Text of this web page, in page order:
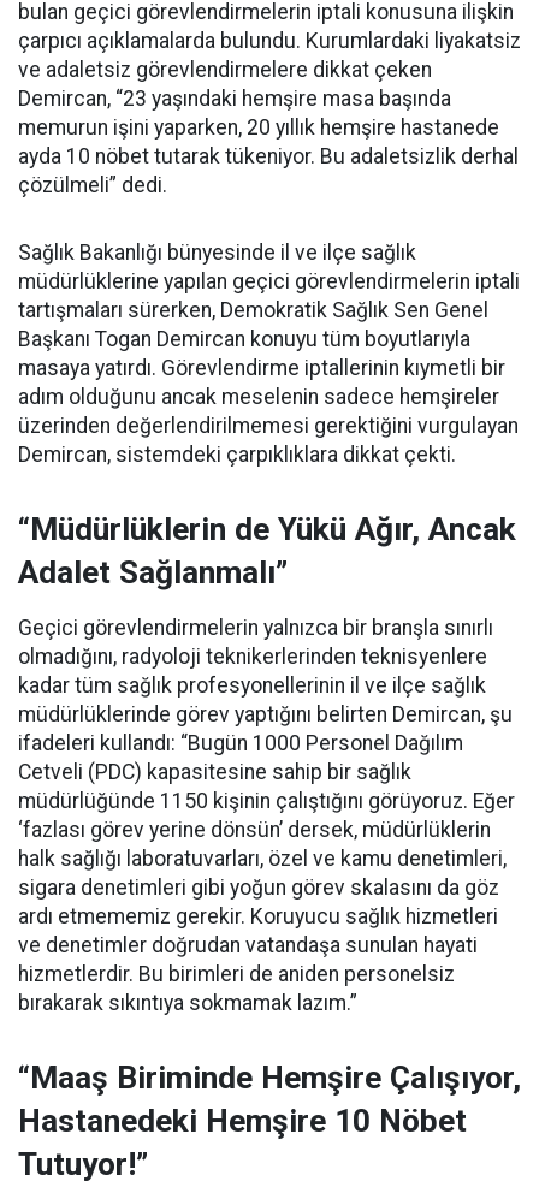
bulan geçici görevlendirmelerin iptali konusuna ilişkin
çarpıcı açıklamalarda bulundu. Kurumlardaki liyakatsiz
ve adaletsiz görevlendirmelere dikkat çeken
Demircan, “23 yaşındaki hemşire masa başında
memurun işini yaparken, 20 yıllık hemşire hastanede
ayda 10 nöbet tutarak tükeniyor. Bu adaletsizlik derhal
çözülmeli” dedi.
Sağlık Bakanlığı bünyesinde il ve ilçe sağlık
müdürlüklerine yapılan geçici görevlendirmelerin iptali
tartışmaları sürerken, Demokratik Sağlık Sen Genel
Başkanı Togan Demircan konuyu tüm boyutlarıyla
masaya yatırdı. Görevlendirme iptallerinin kıymetli bir
adım olduğunu ancak meselenin sadece hemşireler
üzerinden değerlendirilmemesi gerektiğini vurgulayan
Demircan, sistemdeki çarpıklıklara dikkat çekti.
“Müdürlüklerin de Yükü Ağır, Ancak
Adalet Sağlanmalı”
Geçici görevlendirmelerin yalnızca bir branşla sınırlı
olmadığını, radyoloji teknikerlerinden teknisyenlere
kadar tüm sağlık profesyonellerinin il ve ilçe sağlık
müdürlüklerinde görev yaptığını belirten Demircan, şu
ifadeleri kullandı: “Bugün 1000 Personel Dağılım
Cetveli (PDC) kapasitesine sahip bir sağlık
müdürlüğünde 1150 kişinin çalıştığını görüyoruz. Eğer
‘fazlası görev yerine dönsün’ dersek, müdürlüklerin
halk sağlığı laboratuvarları, özel ve kamu denetimleri,
sigara denetimleri gibi yoğun görev skalasını da göz
ardı etmememiz gerekir. Koruyucu sağlık hizmetleri
ve denetimler doğrudan vatandaşa sunulan hayati
hizmetlerdir. Bu birimleri de aniden personelsiz
bırakarak sıkıntıya sokmamak lazım.”
“Maaş Biriminde Hemşire Çalışıyor,
Hastanedeki Hemşire 10 Nöbet
Tutuyor!”